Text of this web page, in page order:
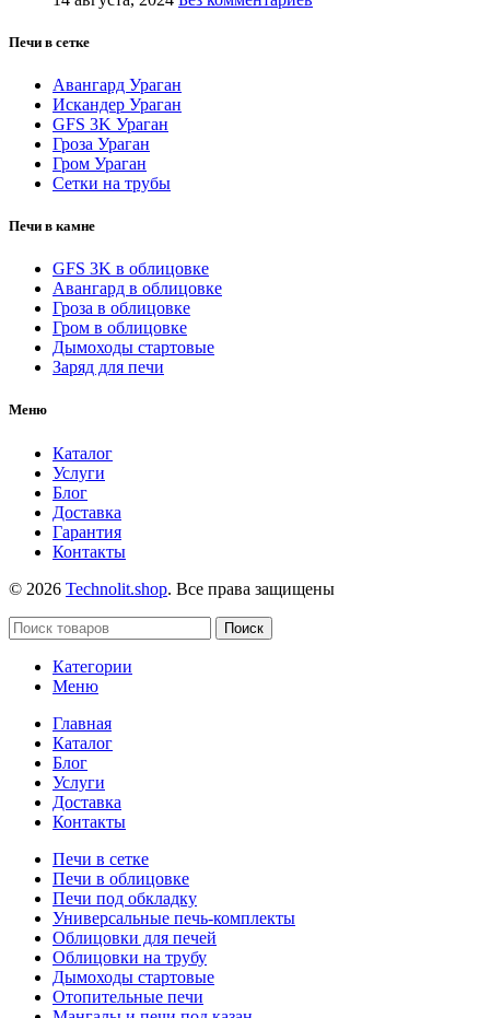
Печи в сетке
Авангард Ураган
Искандер Ураган
GFS 3K Ураган
Гроза Ураган
Гром Ураган
Сетки на трубы
Печи в камне
GFS 3K в облицовке
Авангард в облицовке
Гроза в облицовке
Гром в облицовке
Дымоходы стартовые
Заряд для печи
Меню
Каталог
Услуги
Блог
Доставка
Гарантия
Контакты
© 2026 Technolit.shop. Все права защищены
Поиск
Категории
Меню
Главная
Каталог
Блог
Услуги
Доставка
Контакты
Печи в сетке
Печи в облицовке
Печи под обкладку
Универсальные печь-комплекты
Облицовки для печей
Облицовки на трубу
Дымоходы стартовые
Отопительные печи